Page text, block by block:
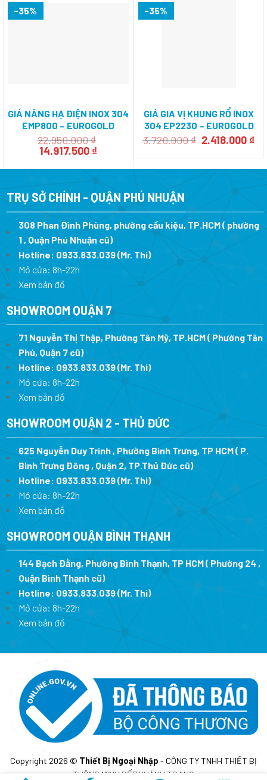
-35%
GIÁ NÂNG HẠ ĐIỆN INOX 304
EMP800 – EUROGOLD
22.950.000₫
Giá
là:
14.917.500 ₫Giá
tại
14.917.500 ₫.
-35%
GIÁ GIA VỊ KHUNG RỔ INOX
304 EP2230 – EUROGOLD
3.720.000₫ Giá
3.720.000 ₫.
2.418.000 ₫
là:
TRỤ SỞ CHÍNH - QUẬN PHÚ NHUẬN
308 Phan Đình Phùng, phường cầu kiệu, TP.HCM ( phường
1 , Quận Phú Nhuận cũ)
Hotline: 0933.833.039(Mr. Thi)
Mở cửa: 8h-22h
Xem bản đồ
SHOWROOM QUẬN 7
71 Nguyễn Thị Thập, Phường Tân Mỹ, TP.HCM ( Phường Tân
Phú, Quận 7 cũ)
Hotline: 0933.833.039(Mr. Thi)
Mở cửa: 8h-22h
Xem bản đồ
SHOWROOM QUẬN 2 - THỦ ĐỨC
625 Nguyễn Duy Trinh , Phường Bình Trưng, TP HCM ( P.
Bình Trưng Đông , Quận 2, TP.Thủ Đức cũ)
Hotline: 0933.833.039(Mr. Thi)
Mở cửa: 8h-22h
Xem bản đồ
SHOWROOM QUẬN BÌNH THẠNH
144 Bạch Đằng, Phường Bình Thạnh, TP HCM ( Phường 24 ,
Quận Bình Thạnh cũ)
Hotline: 0933.833.039(Mr. Thi)
Mở cửa: 8h-22h
Xem bản đồ
Copyright 2026 © Thiết Bị Ngoại Nhập - CÔNG TY TNHH THIẾT BỊ
THÔNG MINH BẾP KHÁNH TRANG